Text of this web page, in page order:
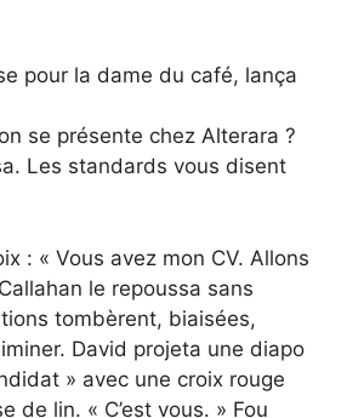
pour la dame du café, lança
se présente chez Alterara ?
Les standards vous disent
: « Vous avez mon CV. Allons
le repoussa sans
tombèrent, biaisées,
David projeta une diapo
» avec une croix rouge
de lin. « C’est vous. » Fou